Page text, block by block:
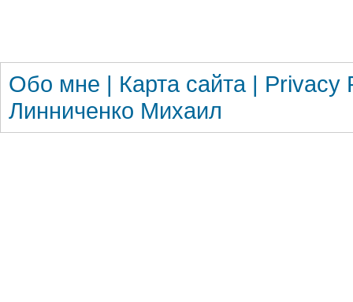
Обо мне | Карта сайта | Privacy
Линниченко Михаил